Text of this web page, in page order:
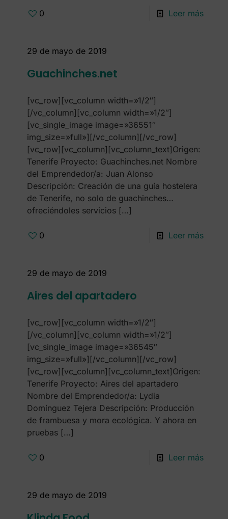
0 Leer más
29 de mayo de 2019
Guachinches.net
[vc_row][vc_column width=»1/2″]
[/vc_column][vc_column width=»1/2″]
[vc_single_image image=»36551″
img_size=»full»][/vc_column][/vc_row]
[vc_row][vc_column][vc_column_text]Origen:
Tenerife Proyecto: Guachinches.net Nombre
del Emprendedor/a: Juan Alonso
Descripción: Creación de una guía hostelera
de Tenerife, no solo de guachinches…
ofreciéndoles servicios […]
0 Leer más
29 de mayo de 2019
Aires del apartadero
[vc_row][vc_column width=»1/2″]
[/vc_column][vc_column width=»1/2″]
[vc_single_image image=»36545″
img_size=»full»][/vc_column][/vc_row]
[vc_row][vc_column][vc_column_text]Origen:
Tenerife Proyecto: Aires del apartadero
Nombre del Emprendedor/a: Lydia
Domínguez Tejera Descripción: Producción
de frambuesa y mora ecológica. Y ahora en
pruebas […]
0 Leer más
29 de mayo de 2019